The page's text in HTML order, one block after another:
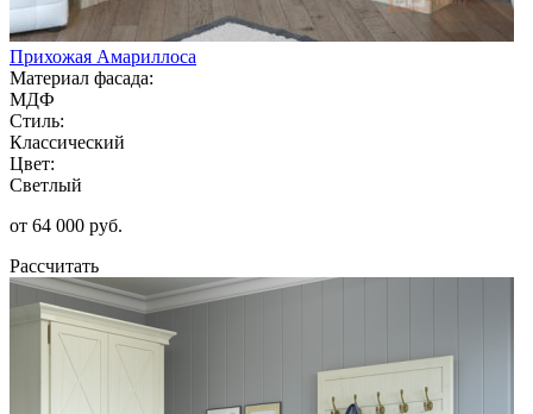
Прихожая Амариллоса
Материал фасада:
МДФ
Стиль:
Классический
Цвет:
Светлый
от 64 000 руб.
Рассчитать